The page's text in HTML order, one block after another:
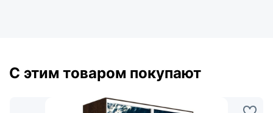
С этим товаром покупают